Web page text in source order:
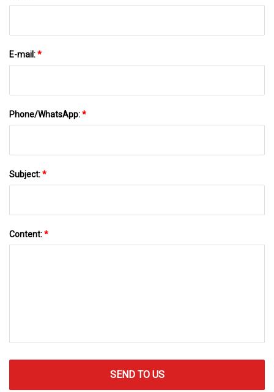
E-mail:*
Phone/WhatsApp:*
Subject:*
Content:*
SEND TO US